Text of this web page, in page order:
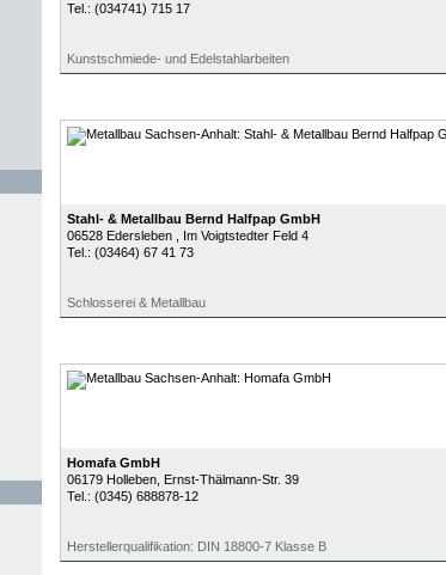
Tel.: (034741) 715 17
Kunstschmiede- und Edelstahlarbeiten
Stahl- & Metallbau Bernd Halfpap GmbH
06528 Edersleben
, Im Voigtstedter Feld 4
Tel.: (03464) 67 41 73
Schlosserei & Metallbau
Homafa GmbH
06179 Holleben, Ernst-Thälmann-Str. 39
Tel.: (0345) 688878-12
Herstellerqualifikation: DIN 18800-7 Klasse B